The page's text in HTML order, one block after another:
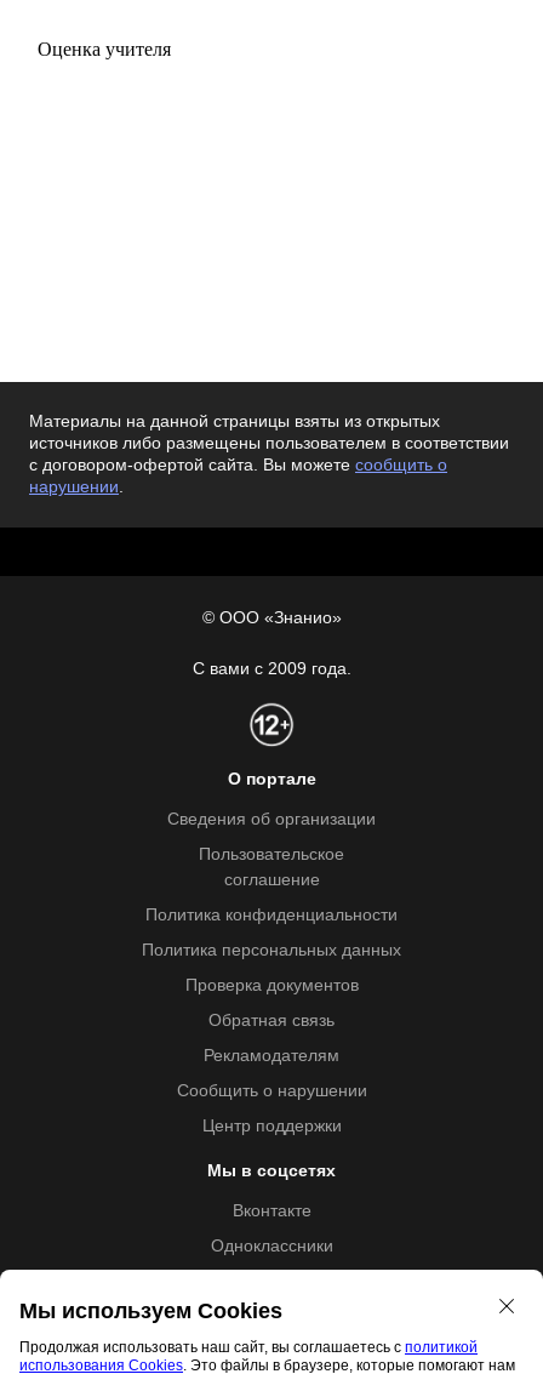
Оценка учителя
Материалы на данной страницы взяты из открытых
источников либо размещены пользователем в соответствии
с договором-офертой сайта. Вы можете сообщить о
нарушении.
© ООО «Знанио»
С вами с 2009 года.
О портале
Сведения об организации
Пользовательское
соглашение
Политика конфиденциальности
Политика персональных данных
Проверка документов
Обратная связь
Рекламодателям
Сообщить о нарушении
Центр поддержки
Мы в соцсетях
Вконтакте
Одноклассники
Мы используем Cookies
Продолжая использовать наш сайт, вы соглашаетесь с политикой
использования Cookies. Это файлы в браузере, которые помогают нам